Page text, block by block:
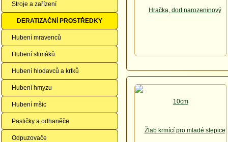
Stroje a zařízení
DERATIZAČNÍ PROSTŘEDKY
Hubení mravenců
Hubení slimáků
Hubení hlodavců a krtků
Hubení hmyzu
Hubení mšic
Pastičky a odhaněče
Odpuzovače